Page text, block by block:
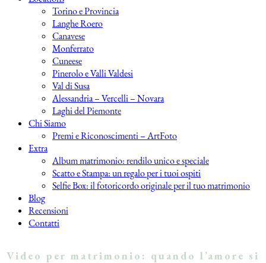
Torino e Provincia
Langhe Roero
Canavese
Monferrato
Cuneese
Pinerolo e Valli Valdesi
Val di Susa
Alessandria – Vercelli – Novara
Laghi del Piemonte
Chi Siamo
Premi e Riconoscimenti – ArtFoto
Extra
Album matrimonio: rendilo unico e speciale
Scatto e Stampa: un regalo per i tuoi ospiti
Selfie Box: il fotoricordo originale per il tuo matrimonio
Blog
Recensioni
Contatti
Video per matrimonio: quando l’amore si